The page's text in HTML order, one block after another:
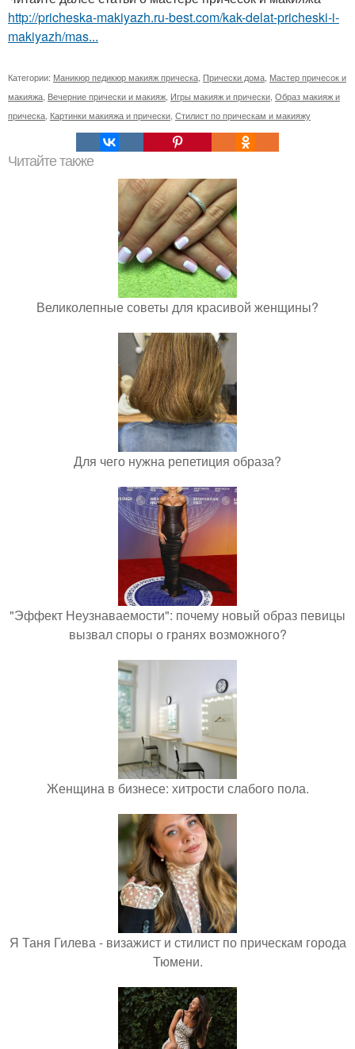
http://pricheska-makiyazh.ru-best.com/kak-delat-pricheski-i-
makiyazh/mas...
Категории: Маникюр педикюр макияж прическа, Прически дома, Мастер причесок и
макияжа, Вечерние прически и макияж, Игры макияж и прически, Образ макияж и
прическа, Картинки макияжа и прически, Стилист по прическам и макияжу
Читайте также
Великолепные советы для красивой женщины?
Для чего нужна репетиция образа?
"Эффект Неузнаваемости": почему новый образ певицы
вызвал споры о гранях возможного?
Женщина в бизнесе: хитрости слабого пола.
Я Таня Гилева - визажист и стилист по прическам города
Тюмени.